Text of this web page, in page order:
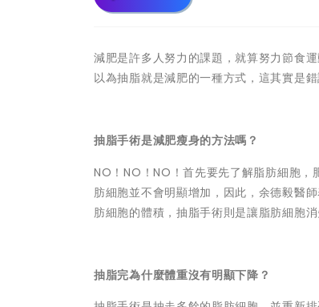
減肥是許多人努力的課題，就算努力節食
以為抽脂就是減肥的一種方式，這其實是
抽脂手術是減肥瘦身的方法嗎？
NO！NO！NO！首先要先了解脂肪細胞
肪細胞並不會明顯增加，因此，余德毅醫
肪細胞的體積，抽脂手術則是讓脂肪細胞
抽脂完為什麼體重沒有明顯下降？